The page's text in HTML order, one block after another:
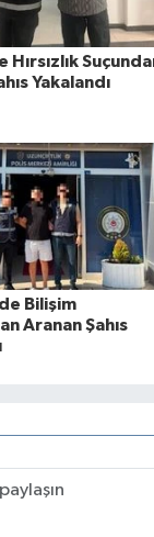
Hırsızlık
Yakalandı
Bilişim
Aranan Şahıs